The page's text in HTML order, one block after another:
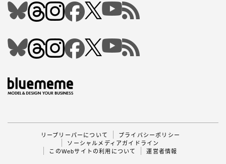
Follow Me
リープリーパーについて
プライバシーポリシー
ソーシャルメディアガイドライン
このWebサイトの利用について
運営者情報